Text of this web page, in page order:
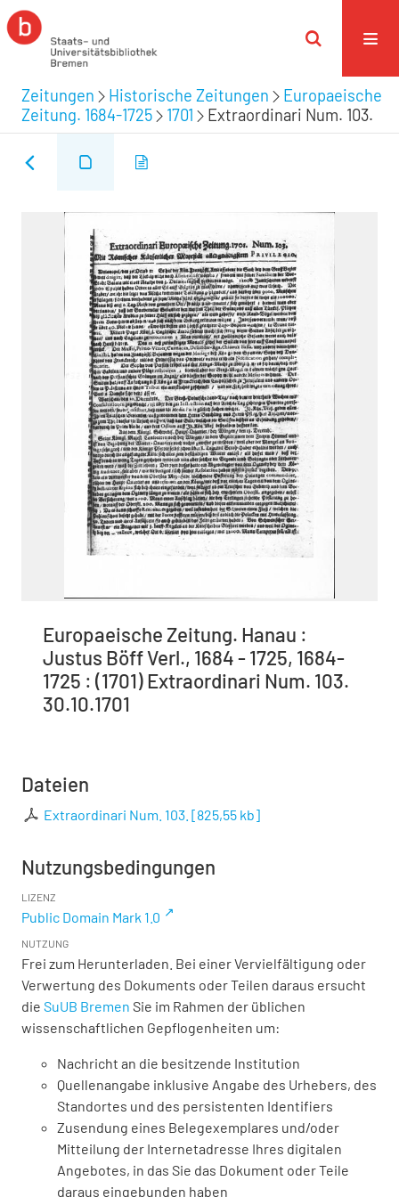
Zeitungen Historische Zeitungen
Europaeische
Zeitung. 1684-1725
1701 Extraordinari Num. 103.
Europaeische Zeitung. Hanau :
Justus Böff Verl., 1684 - 1725, 1684-
1725 : (1701) Extraordinari Num. 103.
30.10.1701
Dateien
Extraordinari Num. 103. [825,55 kb]
Nutzungsbedingungen
LIZENZ
Public Domain Mark 1.0
NUTZUNG
Frei zum Herunterladen. Bei einer Vervielfältigung oder
Verwertung des Dokuments oder Teilen daraus ersucht
die SuUB Bremen Sie im Rahmen der üblichen
wissenschaftlichen Gepflogenheiten um:
Nachricht an die besitzende Institution
Quellenangabe inklusive Angabe des Urhebers, des
Standortes und des persistenten Identifiers
Zusendung eines Belegexemplares und/oder
Mitteilung der Internetadresse Ihres digitalen
Angebotes, in das Sie das Dokument oder Teile
daraus eingebunden haben